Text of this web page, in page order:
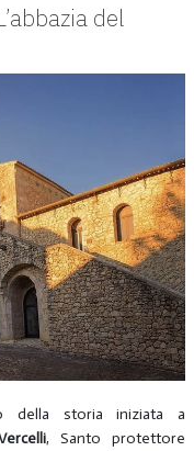
del
della storia iniziata a
, Santo protettore